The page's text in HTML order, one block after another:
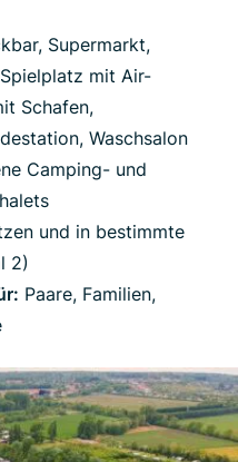
Supermarkt,
mit Air-
Schafen,
Waschsalon
Camping- und
und in bestimmte
2)
Paare, Familien,